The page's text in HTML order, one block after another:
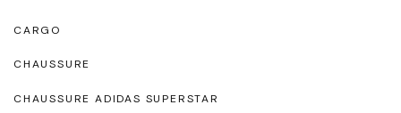
CARGO
CHAUSSURE
CHAUSSURE ADIDAS SUPERSTAR